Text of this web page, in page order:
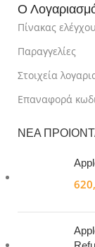
Ο
Πίνακας ελέγχου
Παραγγελίες
Στοιχεία
Επαναφορά
ΝΕΑ